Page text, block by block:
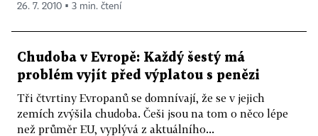
26. 7. 2010 ▪ 3 min. čtení
Chudoba v Evropě: Každý šestý má
problém vyjít před výplatou s penězi
Tři čtvrtiny Evropanů se domnívají, že se v jejich
zemích zvýšila chudoba. Češi jsou na tom o něco lépe
než průměr EU, vyplývá z aktuálního...